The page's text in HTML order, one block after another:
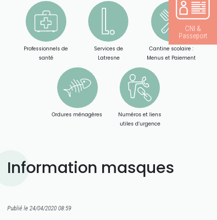
Professionnels de
santé
Services de
Latresne
Cantine scolaire :
Menus et Paiement
Ordures ménagères
Numéros et liens
utiles d’urgence
Information masques
Publié le 24/04/2020 08:59
CNI &
Passeport